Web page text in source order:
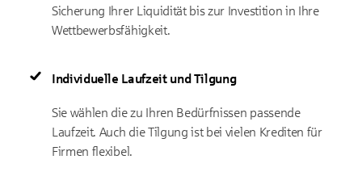
Sicherung Ihrer Liquidität bis zur Investition in Ihre
Wettbewerbsfähigkeit.
Individuelle Laufzeit und Tilgung
Sie wählen die zu Ihren Bedürfnissen passende
Laufzeit. Auch die Tilgung ist bei vielen Krediten für
Firmen flexibel.